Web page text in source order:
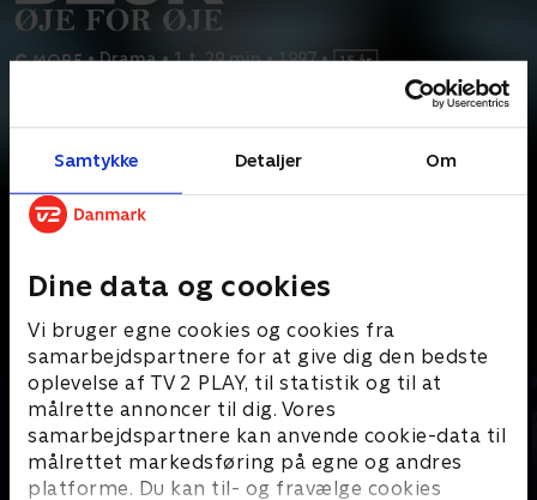
Samtykke Detaljer Om
Dine data og cookies
Vi bruger egne cookies og cookies fra
samarbejdspartnere for at give dig den bedste
oplevelse af TV 2 PLAY, til statistik og til at
målrette annoncer til dig. Vores
samarbejdspartnere kan anvende cookie-data til
målrettet markedsføring på egne og andres
platforme. Du kan til- og fravælge cookies
• Drama • 1 t. 29 min • 1997 •
En række kvinder findes myrdet forskellige steder i Sverige, men
da alle ofrene har fået skåret øjnene ud,
Prøv TV 2 Play*
*Kræver pakken Basis. Administrer dit abonnement på Mit TV 2.
Andre så også